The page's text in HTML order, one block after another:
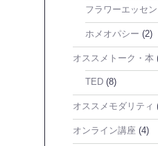
フラワーエッセン
ホメオパシー (2)
オススメトーク・本
TED (8)
オススメモダリティ
オンライン講座 (4)